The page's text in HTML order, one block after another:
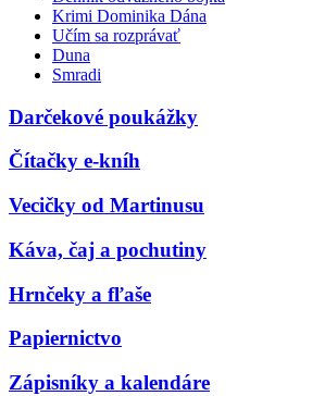
Krimi Dominika Dána
Učím sa rozprávať
Duna
Smradi
Darčekové poukážky
Čítačky e-kníh
Vecičky od Martinusu
Káva, čaj a pochutiny
Hrnčeky a fľaše
Papiernictvo
Zápisníky a kalendáre